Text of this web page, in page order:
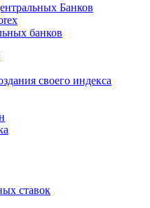
Банков
банков
своего индекса
ставок